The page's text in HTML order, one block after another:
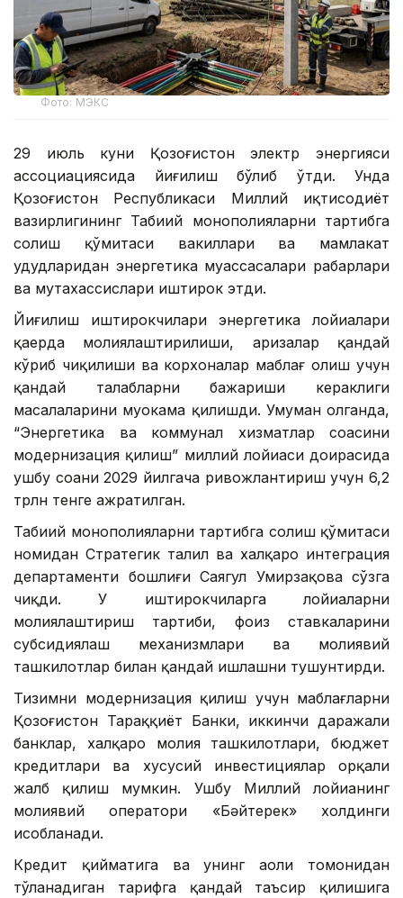
Фото: МЭКС
29 июль куни Қозоғистон электр энергияси
ассоциациясида йиғилиш бўлиб ўтди. Унда
Қозоғистон Республикаси Миллий иқтисодиёт
вазирлигининг Табиий монополияларни тартибга
солиш қўмитаси вакиллари ва мамлакат
ҳудудларидан энергетика муассасалари раҳбарлари
ва мутахассислари иштирок этди.
Йиғилиш иштирокчилари энергетика лойиҳалари
қаерда молиялаштирилиши, аризалар қандай
кўриб чиқилиши ва корхоналар маблағ олиш учун
қандай талабларни бажариши кераклиги
масалаларини муҳокама қилишди. Умуман олганда,
“Энергетика ва коммунал хизматлар соҳасини
модернизация қилиш” миллий лойиҳаси доирасида
ушбу соҳани 2029 йилгача ривожлантириш учун 6,2
трлн тенге ажратилган.
Табиий монополияларни тартибга солиш қўмитаси
номидан Стратегик таҳлил ва халқаро интеграция
департаменти бошлиғи Саягул Умирзақова сўзга
чиқди. У иштирокчиларга лойиҳаларни
молиялаштириш тартиби, фоиз ставкаларини
субсидиялаш механизмлари ва молиявий
ташкилотлар билан қандай ишлашни тушунтирди.
Тизимни модернизация қилиш учун маблағларни
Қозоғистон Тараққиёт Банки, иккинчи даражали
банклар, халқаро молия ташкилотлари, бюджет
кредитлари ва хусусий инвестициялар орқали
жалб қилиш мумкин. Ушбу Миллий лойиҳанинг
молиявий оператори «Бәйтерек» холдинги
ҳисобланади.
Кредит қийматига ва унинг аҳоли томонидан
тўланадиган тарифга қандай таъсир қилишига